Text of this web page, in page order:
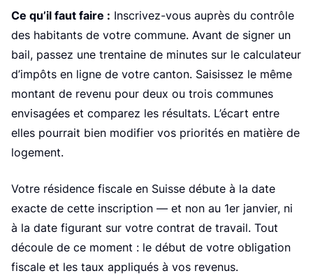
Ce qu’il faut faire : Inscrivez-vous auprès du contrôle
des habitants de votre commune. Avant de signer un
bail, passez une trentaine de minutes sur le calculateur
d’impôts en ligne de votre canton. Saisissez le même
montant de revenu pour deux ou trois communes
envisagées et comparez les résultats. L’écart entre
elles pourrait bien modifier vos priorités en matière de
logement.
Votre résidence fiscale en Suisse débute à la date
exacte de cette inscription — et non au 1er janvier, ni
à la date figurant sur votre contrat de travail. Tout
découle de ce moment : le début de votre obligation
fiscale et les taux appliqués à vos revenus.